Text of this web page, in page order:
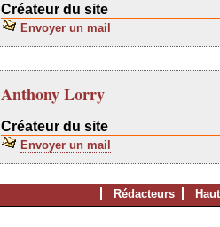
Créateur du site
Envoyer un mail
Anthony Lorry
Créateur du site
Envoyer un mail
Rédacteurs